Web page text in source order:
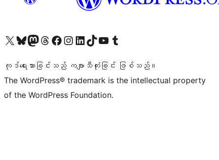
ကျွန်ုပ်တို့၏ X (ယခင် Twitter) အကောင့်သို့ သွားရောက်ကြည့်ရှုပါကျွန်ုပ်တို့၏ Bluesky အကောင့်သို့ ဝင်ရောက်ကြည့်ရှုရန်
ကျွန်ုပ်တို့၏ Mastodon အကောင့်သို့ သွားရောက်ကြည့်ရှုပါကျွန်ုပ်တို့၏ Threads အကောင့်သို့ ဝင်ရောက်ကြည့်ရှုရန်
ကျွန်ုပ်တို့၏ Facebook စာမျက်နှာသို့ သွားရောက်ကြည့်ရှုပါကျွန်ုပ်တို့၏ Instagram အကောင့်သို့ သွားရောက်ကြည့်ရှုပါ ကျွန်ုပ်တို့၏ LinkedIn အကောင့်သို့ သွားရောက်ကြည့်ရှုပါကျွန်ုပ်တို့၏ TikTok အကောင့်သို့ ဝင်ရောက်ကြည့်ရှုရန်
ကျွန်ုပ်တို့၏ YouTube ချန်နယ်သို့ သွားရောက်ကြည့်ရှုပါ ကျွန်ုပ်တို့၏ Tumblr အကောင့်သို့ ဝင်ရောက်ကြည့်ရှုရန်
ကုဒ်ရေးသားခြင်းသည် ကဗျာသီကုံးခြင်း ဖြစ်သည်။
The WordPress® trademark is the intellectual property
of the WordPress Foundation.